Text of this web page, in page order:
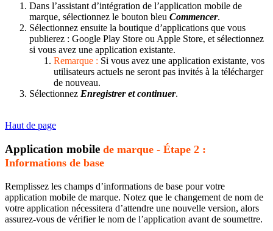
Dans l’assistant d’intégration de l’application mobile de
marque, sélectionnez le bouton bleu Commencer.
Sélectionnez ensuite la boutique d’applications que vous
publierez : Google Play Store ou Apple Store, et sélectionnez
si vous avez une application existante.
Remarque : Si vous avez une application existante, vos
utilisateurs actuels ne seront pas invités à la télécharger
de nouveau.
Sélectionnez Enregistrer et continuer.
Haut de page
Application mobile de marque - Étape 2 :
Informations de base
Remplissez les champs d’informations de base pour votre
application mobile de marque. Notez que le changement de nom de
votre application nécessitera d’attendre une nouvelle version, alors
assurez-vous de vérifier le nom de l’application avant de soumettre.